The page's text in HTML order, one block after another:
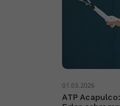
01.03.2026
ATP